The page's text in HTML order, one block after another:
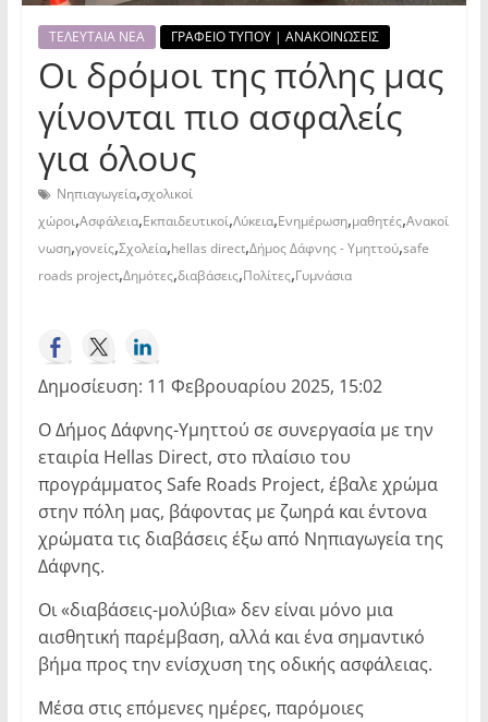
ΤΕΛΕΥΤΑΙΑ ΝΕΑ ΓΡΑΦΕΙΟ ΤΥΠΟΥ | ΑΝΑΚΟΙΝΩΣΕΙΣ
Οι δρόμοι της πόλης μας
γίνονται πιο ασφαλείς
για όλους
Νηπιαγωγεία,σχολικοί
χώροι,Ασφάλεια,Εκπαιδευτικοί,Λύκεια,Ενημέρωση,μαθητές,Ανακοί
νωση,γονείς,Σχολεία,hellas direct,Δήμος Δάφνης - Υμηττού,safe
roads project,Δημότες,διαβάσεις,Πολίτες,Γυμνάσια
Δημοσίευση: 11 Φεβρουαρίου 2025, 15:02
Ο Δήμος Δάφνης-Υμηττού σε συνεργασία με την
εταιρία Hellas Direct, στο πλαίσιο του
προγράμματος Safe Roads Project, έβαλε χρώμα
στην πόλη μας, βάφοντας με ζωηρά και έντονα
χρώματα τις διαβάσεις έξω από Νηπιαγωγεία της
Δάφνης.
Οι «διαβάσεις-μολύβια» δεν είναι μόνο μια
αισθητική παρέμβαση, αλλά και ένα σημαντικό
βήμα προς την ενίσχυση της οδικής ασφάλειας.
Μέσα στις επόμενες ημέρες, παρόμοιες